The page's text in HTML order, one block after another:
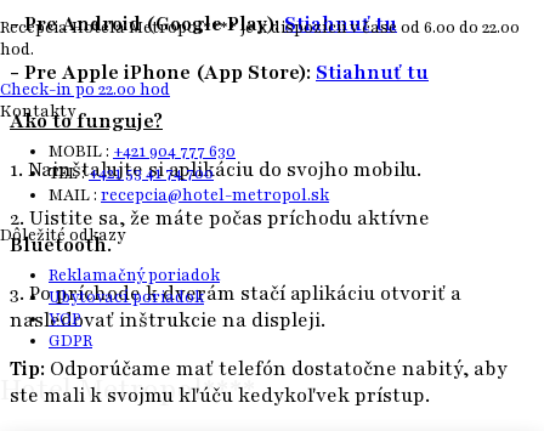
Recepcia Hotela Metropol**** je k dispozícii v čase od 6.00 do 22.00
hod.
Check-in po 22.00 hod
Kontakty
MOBIL : +421 904 777 630
TEL :+421 53 41 74 700
MAIL : recepcia@hotel-metropol.sk
Dôležité odkazy
Reklamačný poriadok
Ubytovací poriadok
VOP
GDPR
Hotel Metropol****
- Pre Android (Google Play):Stiahnuť tu
- Pre Apple iPhone (App Store): Stiahnuť tu
Ako to funguje?
1. Nainštalujte si aplikáciu do svojho mobilu.
2. Uistite sa, že máte počas príchodu aktívne
Bluetooth.
3. Po príchode k dverám stačí aplikáciu otvoriť a
nasledovať inštrukcie na displeji.
Tip: Odporúčame mať telefón dostatočne nabitý, aby
ste mali k svojmu kľúču kedykoľvek prístup.